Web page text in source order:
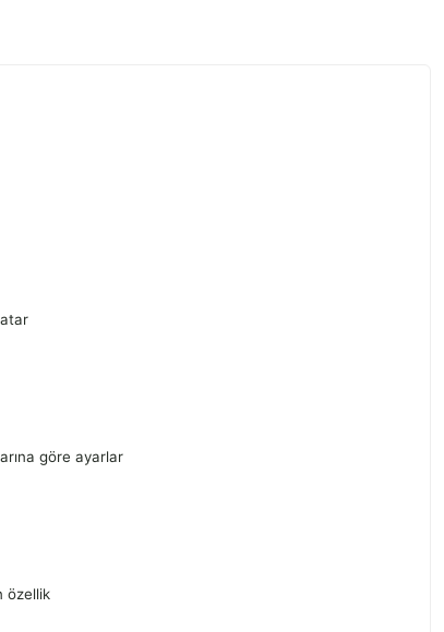
göre ayarlar
özellik